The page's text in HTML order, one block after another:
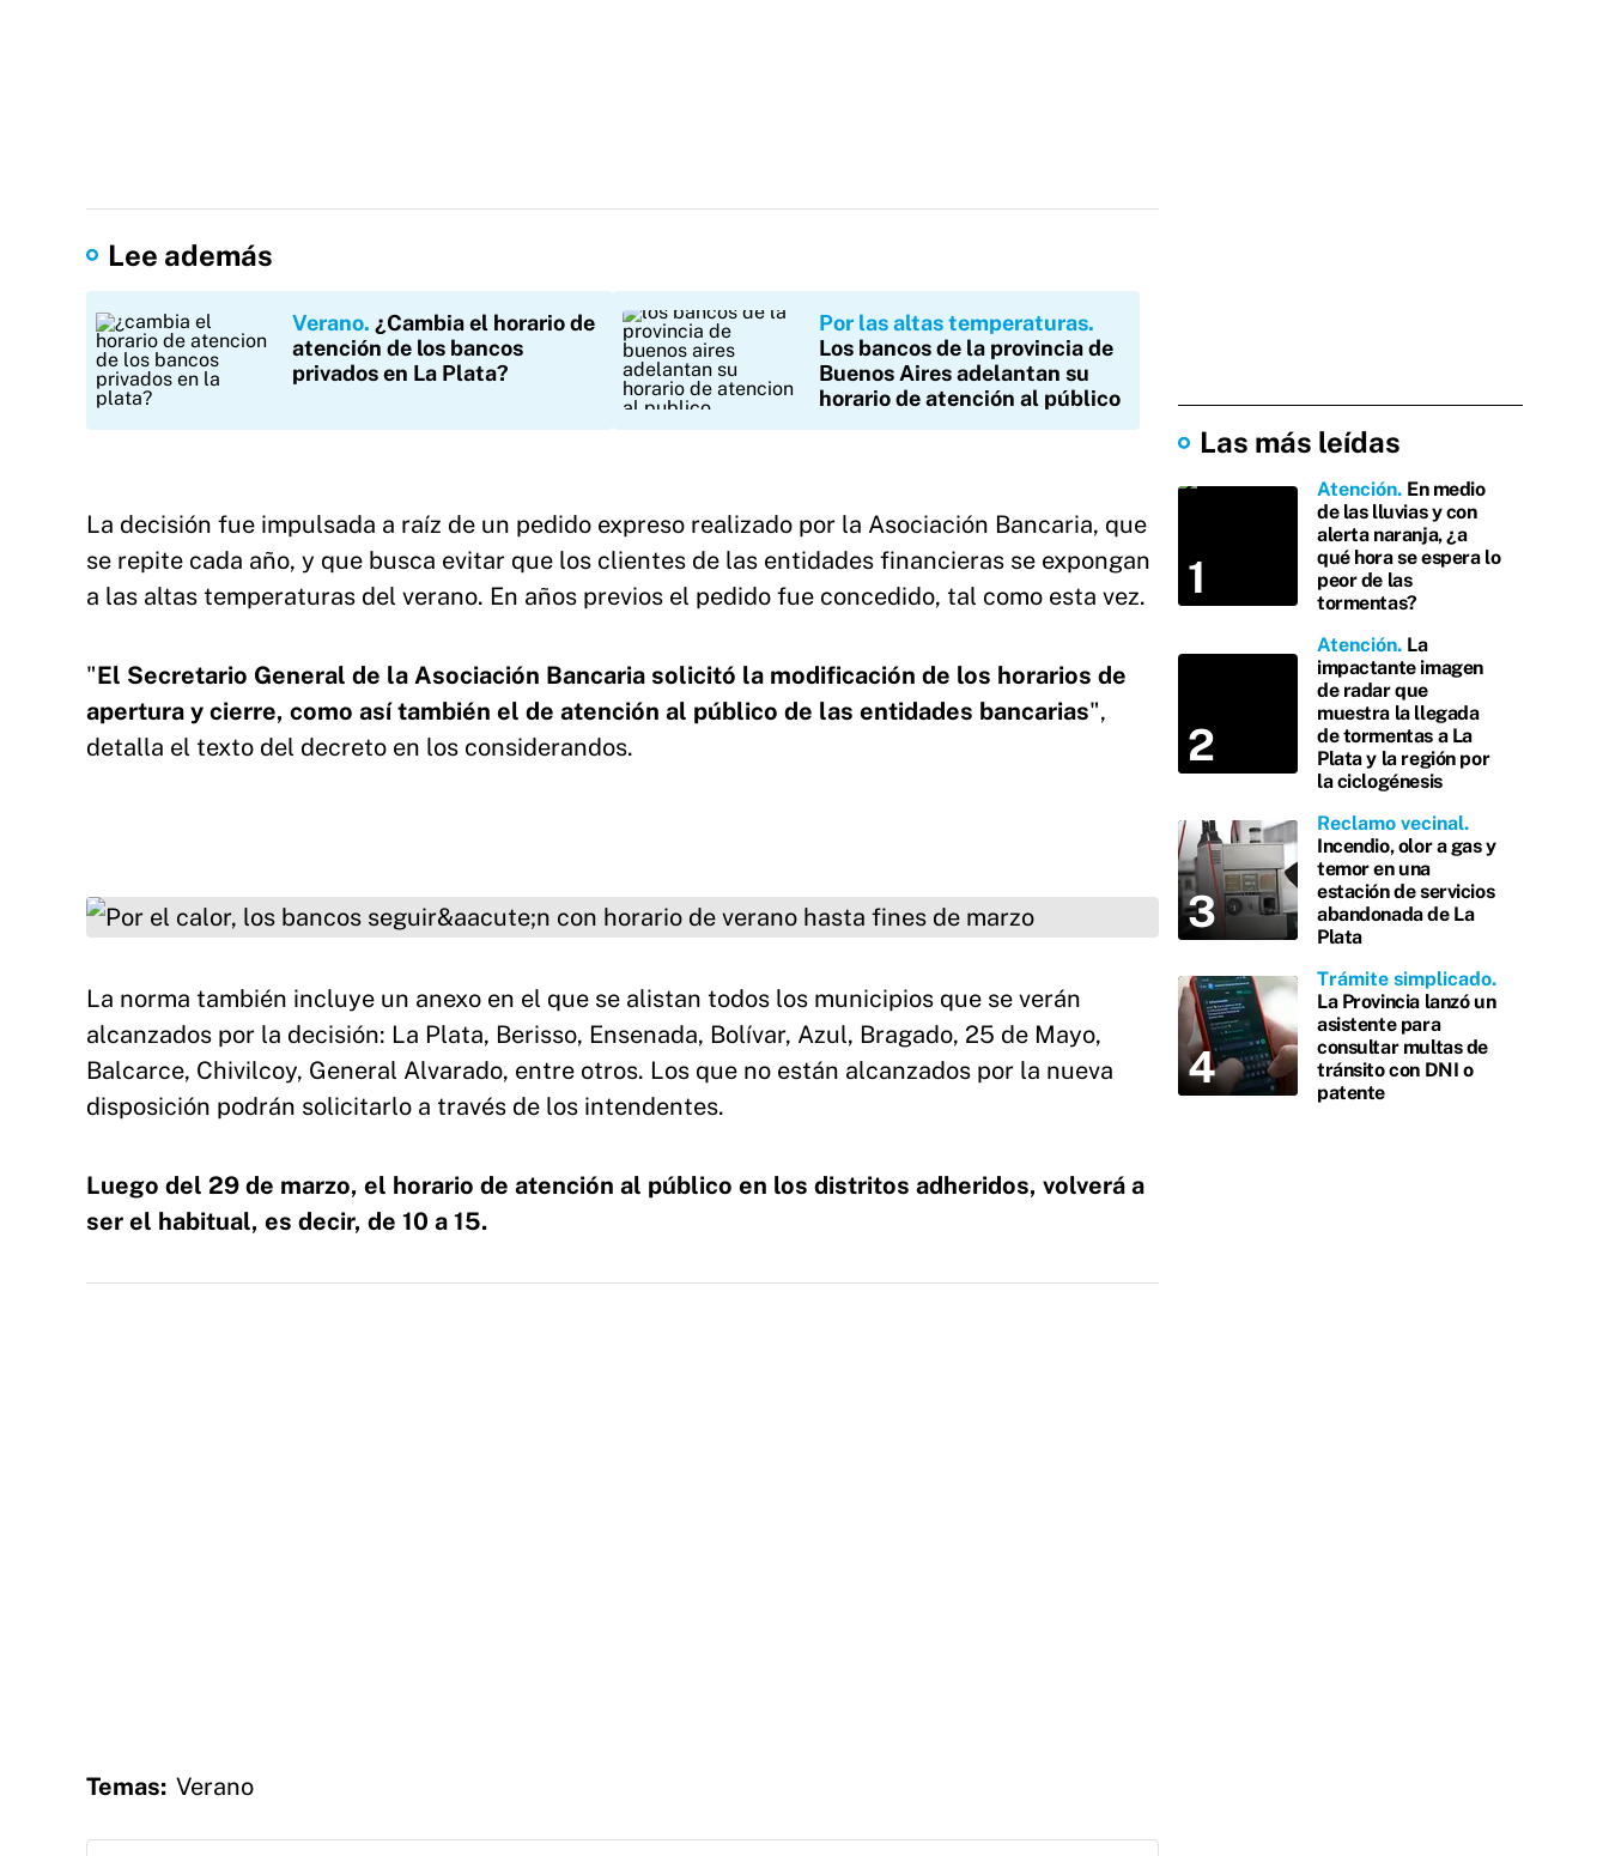
Lee además
Verano ¿Cambia el horario de
atención de los bancos
privados en La Plata?
Por las altas temperaturas
Los bancos de la provincia de
Buenos Aires adelantan su
horario de atención al público
La decisión fue impulsada a raíz de un pedido expreso realizado por la Asociación Bancaria, que
se repite cada año, y que busca evitar que los clientes de las entidades financieras se expongan
a las altas temperaturas del verano. En años previos el pedido fue concedido, tal como esta vez.
"El Secretario General de la Asociación Bancaria solicitó la modificación de los horarios de
apertura y cierre, como así también el de atención al público de las entidades bancarias",
detalla el texto del decreto en los considerandos.
La norma también incluye un anexo en el que se alistan todos los municipios que se verán
alcanzados por la decisión: La Plata, Berisso, Ensenada, Bolívar, Azul, Bragado, 25 de Mayo,
Balcarce, Chivilcoy, General Alvarado, entre otros. Los que no están alcanzados por la nueva
disposición podrán solicitarlo a través de los intendentes.
Luego del 29 de marzo, el horario de atención al público en los distritos adheridos, volverá a
ser el habitual, es decir, de 10 a 15.
Temas: Verano
Las más leídas
Atención En medio
de las lluvias y con
alerta naranja, ¿a
qué hora se espera lo
peor de las
tormentas?
Atención La
impactante imagen
de radar que
muestra la llegada
de tormentas a La
Plata y la región por
la ciclogénesis
Reclamo vecinal
Incendio, olor a gas y
temor en una
estación de servicios
abandonada de La
Plata
Trámite simplicado
La Provincia lanzó un
asistente para
consultar multas de
tránsito con DNI o
patente